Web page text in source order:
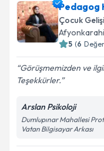
Pedagog
Çocuk
5 (6
Görüşmemizden ve
Teşekkürler.
Arslan Psikoloji
Dumlupınar Mahallesi
Vatan Bilgisayar Arkası